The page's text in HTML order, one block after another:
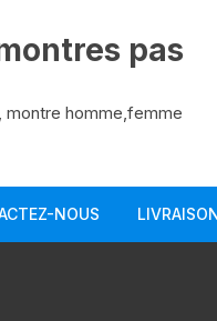
pas
montre homme,femme
NOUS